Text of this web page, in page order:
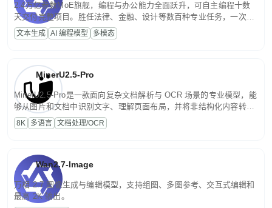
2.4万亿参数MoE旗舰，编程与办公能力全面跃升，可自主编程十数
天交付完整项目。胜任法律、金融、设计等数百种专业任务，一次对
话端到端交付生产级成果。原生视觉理解贯穿规划、执行与验证全流
程，支持超长文档与长视频的深度语义解析。长程任务中自主规划与
文本生成 AI 编程模型 多模态
MinerU2.5-Pro
MinerU2.5-Pro是一款面向复杂文档解析与 OCR 场景的专业模型，能
够从图片和文档中识别文字、理解页面布局，并将非结构化内容转换
为便于存储、检索和二次处理的结构化结果。
8K 多语言 文档处理/OCR
Wan2.7-Image
万相 2.7 图像生成与编辑模型，支持组图、多图参考、交互式编辑和
最高 2K 输出。